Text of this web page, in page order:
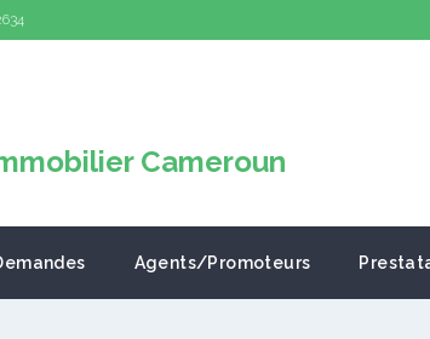
Agents/Promoteurs